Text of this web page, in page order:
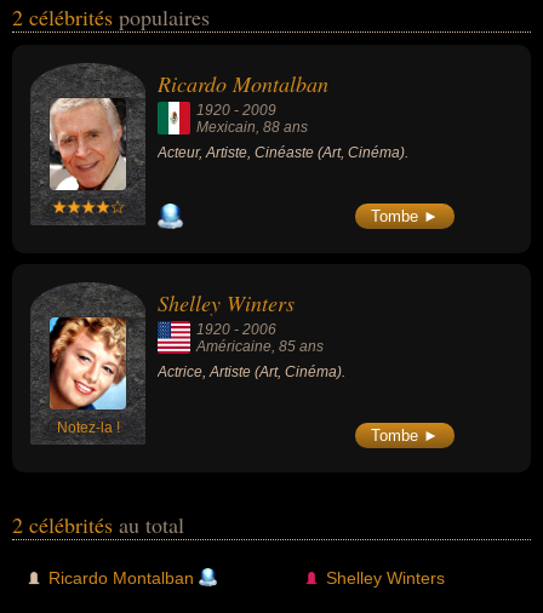
leurs nationalités au moment de leurs morts, ils peuvent avoir été
2 célébrités populaires
Ricardo Montalban
1920 - 2009
Mexicain, 88 ans
Acteur, Artiste, Cinéaste (Art, Cinéma).
Tombe ►
Notez-la !
Shelley Winters
1920 - 2006
Américaine , 85 ans
Actrice, Artiste (Art, Cinéma).
Tombe ►
2 célébrités au total
Ricardo Montalban Shelley Winters